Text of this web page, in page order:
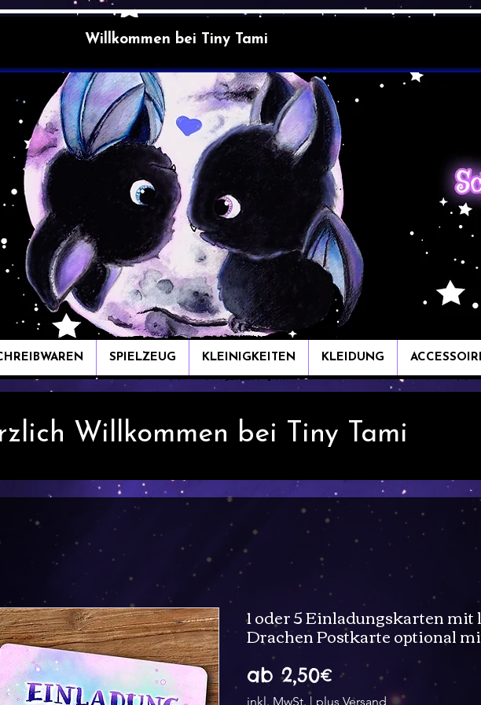
Willkommen bei Tiny Tami
SPIELZEUG KLEINIGKEITEN KLEIDUNG
Willkommen bei Tiny Tami
1 oder 5 Einladungskarten mit
Drachen Postkarte optional
ab2,50€Sale-
Preis
inkl. MwSt. | plus Versand